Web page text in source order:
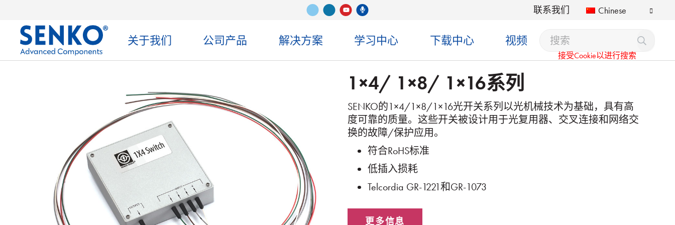
Vimeo ǞǞǞ 录像带Senko 播客 联系我们 Chinese
关于我们 公司产品 解决方案 学习中心 下载中心 视频
接受Cookie以进行搜索
1×4/ 1×8/ 1×16系列
SENKO的1×4/1×8/1×16光开关系列以光机械技术为基础，具有高
度可靠的质量。这些开关被设计用于光复用器、交叉连接和网络交
换的故障/保护应用。
符合RoHS标准
低插入损耗
Telcordia GR-1221和GR-1073
更多信息